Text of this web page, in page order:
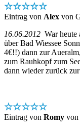
☆☆☆☆☆
Eintrag von Alex von
16.06.2012 War heute
über Bad Wiessee
4€!!) dann zur
zum Rauhkopf zum
dann wieder zurück
☆☆☆☆☆
Eintrag von Romy von